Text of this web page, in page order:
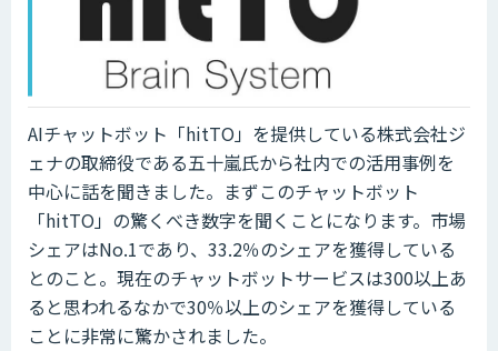
AIチャットボット「hitTO」を提供している株式会社ジ
ェナの取締役である五十嵐氏から社内での活用事例を
中心に話を聞きました。まずこのチャットボット
「hitTO」の驚くべき数字を聞くことになります。市場
シェアはNo.1であり、33.2％のシェアを獲得している
とのこと。現在のチャットボットサービスは300以上あ
ると思われるなかで30％以上のシェアを獲得している
ことに非常に驚かされました。